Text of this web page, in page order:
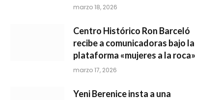
marzo 18, 2026
Centro Histórico Ron Barceló
recibe a comunicadoras bajo la
plataforma «mujeres a la roca»
marzo 17, 2026
Yeni Berenice insta a una